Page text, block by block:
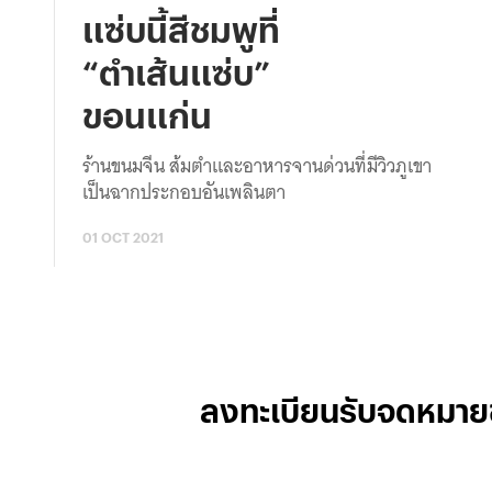
แซ่บนี้สีชมพูที่
“ตำเส้นแซ่บ”
ขอนแก่น
ร้านขนมจีน ส้มตำและอาหารจานด่วนที่มีวิวภูเขา
เป็นฉากประกอบอันเพลินตา
01 OCT 2021
ลงทะเบียนรับจดหมา